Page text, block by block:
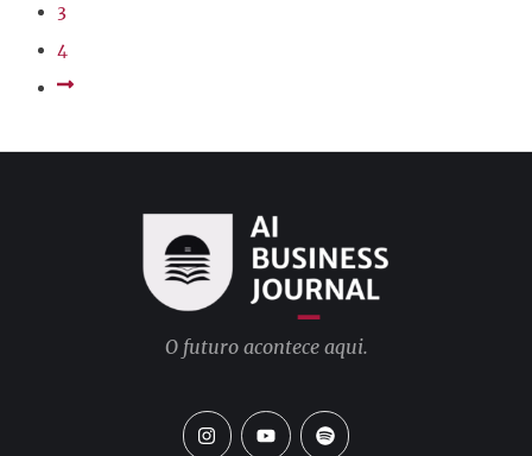
3
4
O futuro acontece aqui.